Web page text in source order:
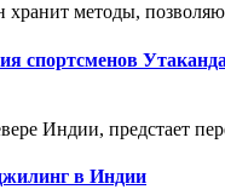
хранит методы,
спортсменов Утаканда
Индии, предстает
в Индии